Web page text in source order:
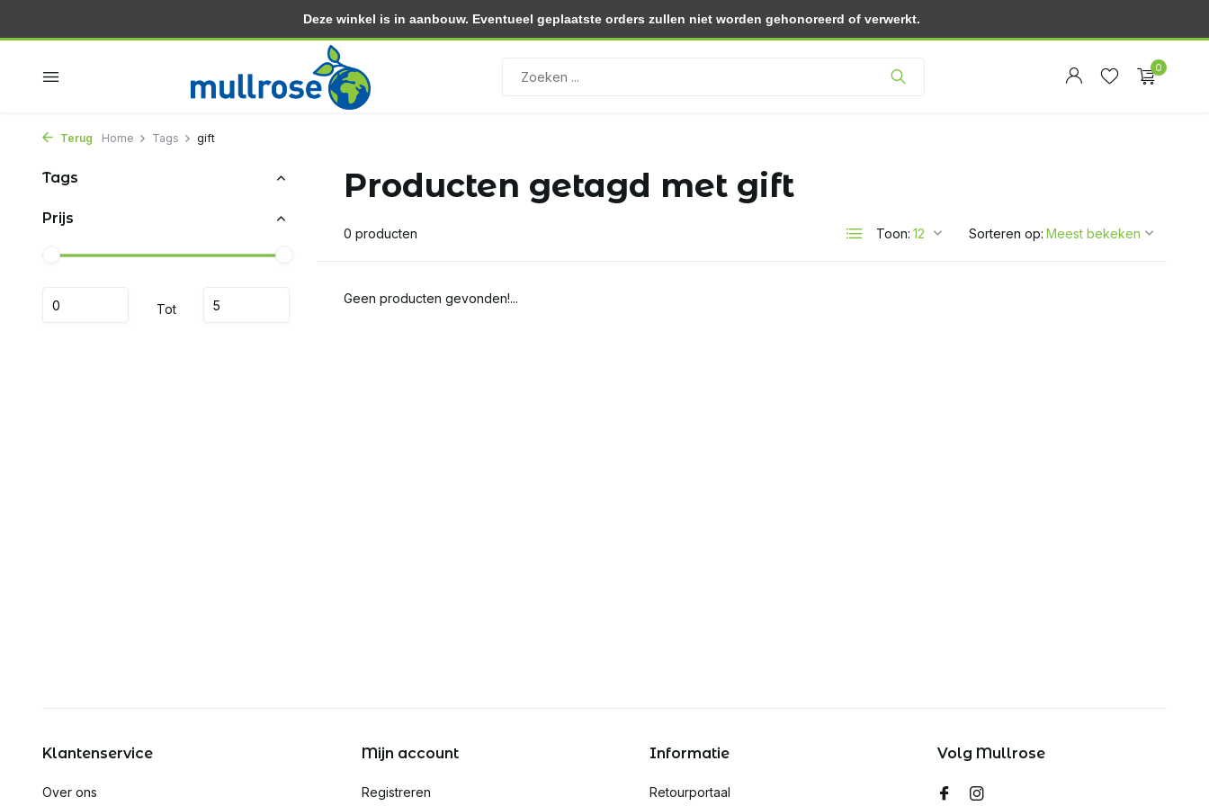
Gratis thuisbezorgd vanaf 30.- (NL) Retourneren binnen 30 dagen
Account
Account
0
Terug Home Tags gift
Tags
Prijs
Tot
Producten getagd met gift
0 producten Toon: Sorteren op:
Geen producten gevonden!...
Klantenservice
Over ons
Mijn account
Registreren
Informatie
Retourportaal
Volg Mullrose
Deze winkel is in aanbouw. Eventueel geplaatste orders zullen niet worden gehonoreerd of verwerkt.